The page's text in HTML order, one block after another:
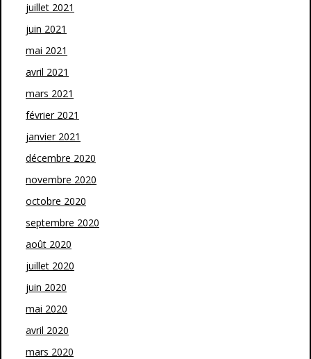
juillet 2021
juin 2021
mai 2021
avril 2021
mars 2021
février 2021
janvier 2021
décembre 2020
novembre 2020
octobre 2020
septembre 2020
août 2020
juillet 2020
juin 2020
mai 2020
avril 2020
mars 2020